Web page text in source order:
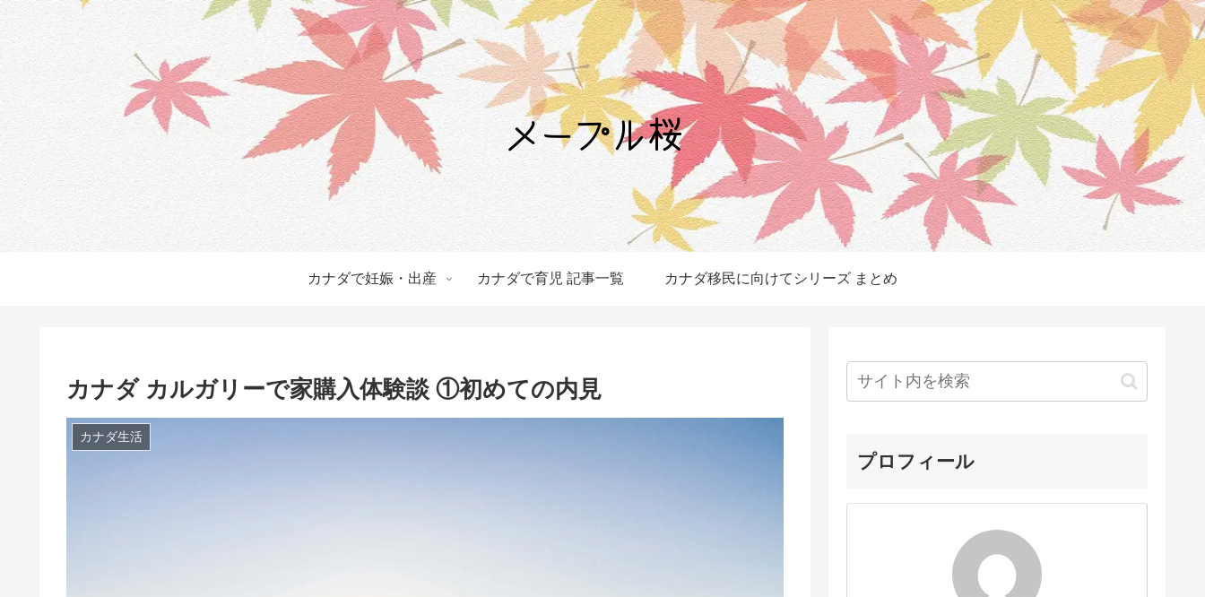
カナダで妊娠・出産 カナダで育児 記事一覧 カナダ移民に向けてシリーズ まとめ
カナダ カルガリーで家購入体験談 ①初めての内見
カナダ生活
プロフィール